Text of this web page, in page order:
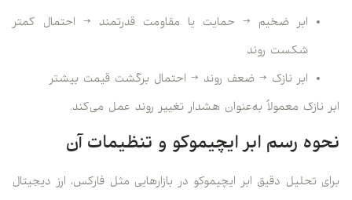
ابر ضخیم → حمایت یا مقاومت قدرتمند → احتمال کمتر
شکست روند
ابر نازک → ضعف روند → احتمال برگشت قیمت بیشتر
ابر نازک معمولاً به‌عنوان هشدار تغییر روند عمل می‌کند.
نحوه رسم ابر ایچیموکو و تنظیمات آن
برای تحلیل دقیق ابر ایچیموکو در بازارهایی مثل فارکس، ارز دیجیتال